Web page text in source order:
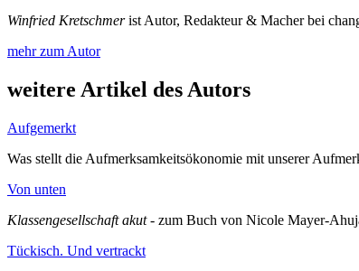
Winfried Kretschmerist Autor, Redakteur & Macher bei
mehr zum Autor
weitere Artikel des Autors
Aufgemerkt
Was stellt die Aufmerksamkeitsökonomie mit unserer
Von unten
Klassengesellschaft akut- zum Buch von Nicole Mayer-
Tückisch. Und vertrackt